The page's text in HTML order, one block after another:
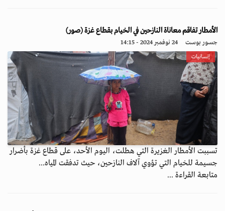
الأمطار تفاقم معاناة النازحين في الخيام بقطاع غزة (صور)
جسور بوست 24 نوفمبر 2024 - 14:15
إنسانيات
تسببت الأمطار الغزيرة التي هطلت، اليوم الأحد، على قطاع غزة بأضرار
جسيمة للخيام التي تؤوي آلاف النازحين، حيث تدفقت المياه...
متابعة القراءة ...